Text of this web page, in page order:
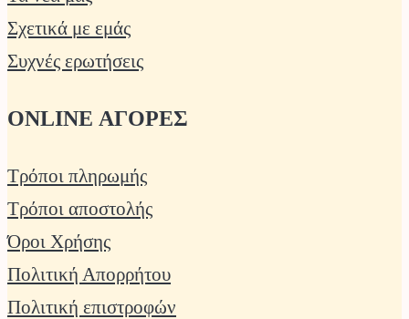
Σχετικά με εμάς
Συχνές ερωτήσεις
ONLINE ΑΓΟΡΕΣ
Τρόποι πληρωμής
Τρόποι αποστολής
Όροι Χρήσης
Πολιτική Απορρήτου
Πολιτική επιστροφών